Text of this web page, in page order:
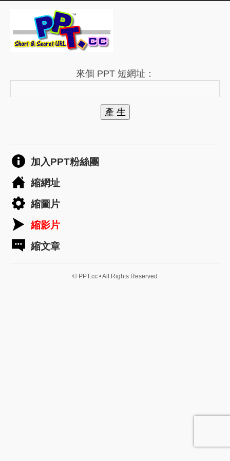
來個 PPT 短網址：
產 生
加入PPT粉絲團
縮網址
縮圖片
縮影片
縮文章
© PPT.cc • All Rights Reserved